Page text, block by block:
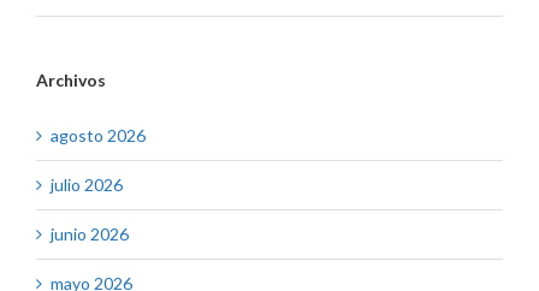
Archivos
agosto 2026
julio 2026
junio 2026
mayo 2026